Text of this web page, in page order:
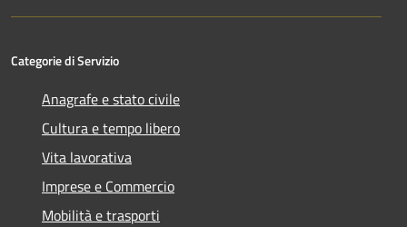
Categorie di Servizio
Anagrafe e stato civile
Cultura e tempo libero
Vita lavorativa
Imprese e Commercio
Mobilità e trasporti